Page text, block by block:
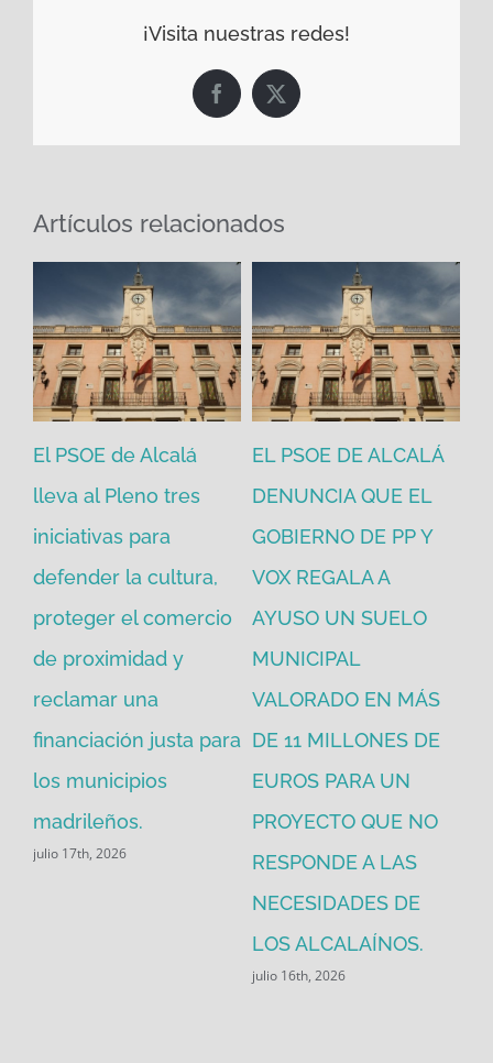
¡Visita nuestras redes!
Facebook
X
Artículos relacionados
Alcalá
tres
cultura,
comercio
y
justa para
EL PSOE DE ALCALÁ
DENUNCIA QUE EL
GOBIERNO DE PP Y
VOX REGALA A
AYUSO UN SUELO
MUNICIPAL
VALORADO EN MÁS
DE 11 MILLONES DE
EUROS PARA UN
PROYECTO QUE NO
RESPONDE A LAS
NECESIDADES DE
LOS ALCALAÍNOS.
El PSOE de
Henares alerta
una posible
adjudicación
la imagen de
Resucitado con
30.000€ de
público y exige
explicaciones al
equipo de
de PP-VOX.
julio 14th, 2026